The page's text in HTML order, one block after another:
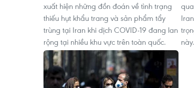
xuất hiện những đồn đoán về tình trạng
thiếu hụt khẩu trang và sản phẩm tẩy
trùng tại Iran khi dịch COVID-19 đang lan
rộng tại nhiều khu vực trên toàn quốc.